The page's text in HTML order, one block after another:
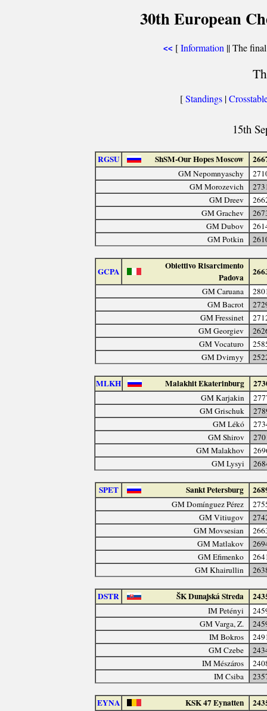
30th European
<< [Information || The
[Standings|
15th
RGSU ShSM-Our Hopes Moscow
GM Nepomnyaschy
GM Morozevich
GM Dreev
GM Grachev
GM Dubov
GM Potkin
GCPA
Obiettivo Risarcimento
Padova
GM Caruana
GM Bacrot
GM Fressinet
GM Georgiev
GM Vocaturo
GM Dvirnyy
MLKH Malakhit Ekaterinburg
GM Karjakin
GM Grischuk
GM Lékó
GM Shirov
GM Malakhov
GM Lysyi
SPET Sankt Petersburg
GM Domínguez Pérez
GM Vitiugov
GM Movsesian
GM Matlakov
GM Efimenko
GM Khairullin
DSTR ŠK Dunajská Streda
IM Petényi
GM Varga, Z.
IM Bokros
GM Czebe
IM Mészáros
IM Csiba
EYNA KSK 47 Eynatten